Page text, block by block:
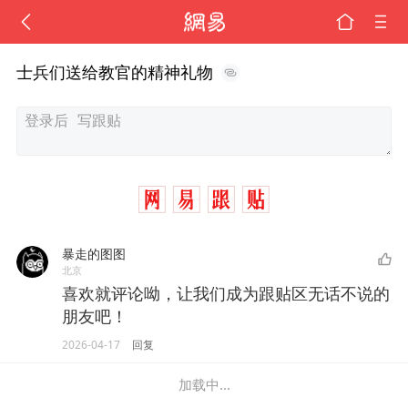
士兵们送给教官的精神礼物
暴走的图图
北京
喜欢就评论呦，让我们成为跟贴区无话不说的
朋友吧！
2026-04-17 回复
加载中...